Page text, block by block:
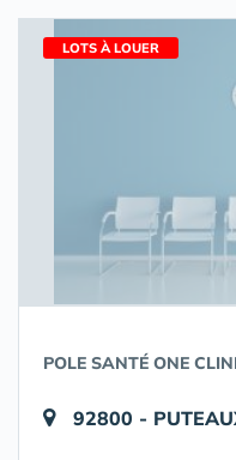
LOTS À LOUER
POLE SANTÉ ONE
92800 -